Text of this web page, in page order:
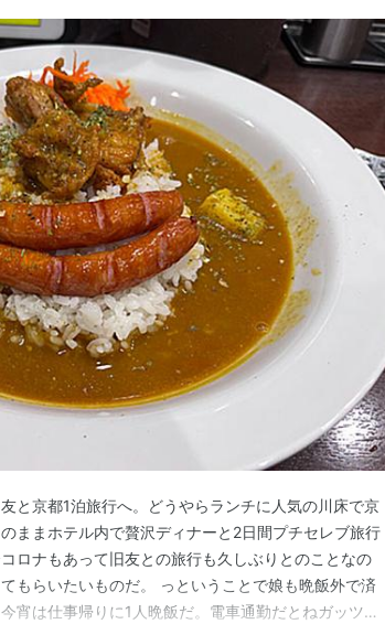
と京都1泊旅行へ。どうやらランチに人気の川床で京
ままホテル内で贅沢ディナーと2日間プチセレブ旅行
ロナもあって旧友との旅行も久しぶりとのことなの
もらいたいものだ。 っということで娘も晩飯外で済
宵は仕事帰りに1人晩飯だ。電車通勤だとねガッツリ